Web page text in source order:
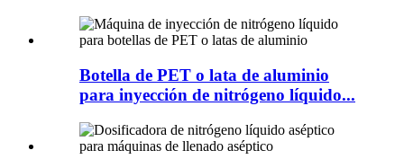
Botella de PET o lata de aluminio
para inyección de nitrógeno líquido...